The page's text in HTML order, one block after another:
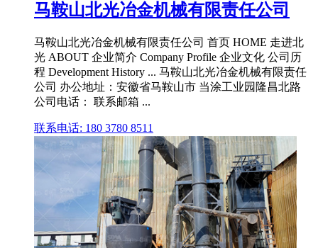
马鞍山北光冶金机械有限责任公司
马鞍山北光冶金机械有限责任公司 首页 HOME 走进北
光 ABOUT 企业简介 Company Profile 企业文化 公司历
程 Development History ... 马鞍山北光冶金机械有限责任
公司 办公地址：安徽省马鞍山市 当涂工业园隆昌北路
公司电话： 联系邮箱 ...
联系电话: 180 3780 8511